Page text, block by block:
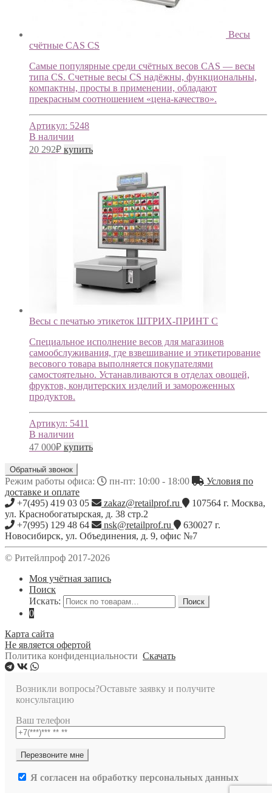
Весы
счётные CAS CS
Cамые популярные среди счётных весов CAS — весы
типа CS. Счетные весы CS надёжны, функциональны,
компактны, просты в применении, обладают
прекрасным соотношением «цена-качество».
Артикул: 5248
В наличии
20 292₽ купить
Весы с печатью этикеток ШТРИХ-ПРИНТ С
Специальное исполнение весов для магазинов
самообслуживания, где взвешивание и этикетирование
весового товара выполняется покупателями
самостоятельно. Устанавливаются в отделах овощей,
фруктов, кондитерских изделий и замороженных
продуктов.
Артикул: 5411
В наличии
47 000₽ купить
Обратный звонок
Режим работы офиса: пн-пт: 10:00 - 18:00
Условия по
доставке и оплате
+7(495) 419 03 05
zakaz@retailprof.ru 107564 г. Москва,
ул. Краснобогатырская, д. 38 стр.2
+7(995) 129 48 64
nsk@retailprof.ru 630027 г.
Новосибирск, ул. Объединения, д. 9, офис №7
© Ритейлпроф 2017-2026
Моя учётная запись
Поиск
Искать:
Поиск
0
Карта сайта
Не является офертой
Политика конфиденциальности Скачать
Возникли вопросы?Оставьте заявку и получите
консультацию
Ваш телефон
Я согласен на обработку персональных данных